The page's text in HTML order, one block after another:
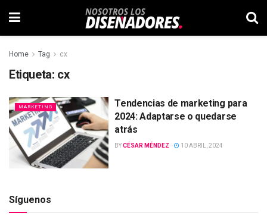
Home Tag cx
Etiqueta: cx
MARKETING
Tendencias de marketing para
2024: Adaptarse o quedarse
atrás
BYCÉSAR MÉNDEZ 10 ABRIL, 2024
Síguenos